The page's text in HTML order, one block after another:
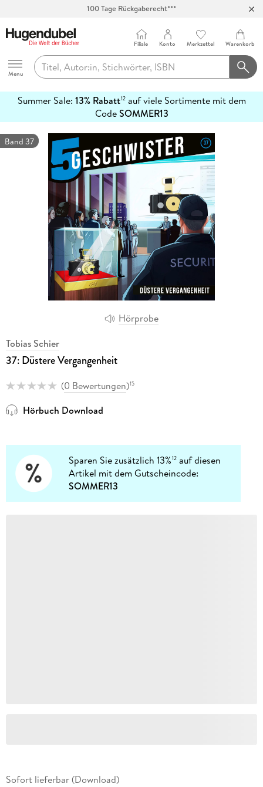
100 Tage Rückgaberecht***
Hugendubel
Menu
Filiale Konto Merkzettel Warenkorb
Summer Sale: 13% Rabatt12auf viele Sortimente mit dem
CodeSOMMER13
erfahren
Hörprobe
Band 37
Tobias Schier
37: Düstere Vergangenheit
(0 Bewertungen)15
Hörbuch Download
Sparen Sie zusätzlich 13%12 auf diesen
Artikel mit dem Gutscheincode:
SOMMER13
Sofort lieferbar (Download)